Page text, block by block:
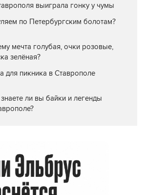
выиграла гонку у чумы
по Петербургским болотам?
мечта голубая, очки розовые,
зелёная?
для пикника в Ставрополе
знаете ли вы байки и легенды